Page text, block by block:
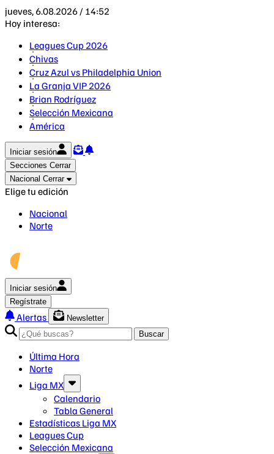
jueves, 6.08.2026 / 14:52
Hoy interesa:
Leagues Cup 2026
Chivas
Cruz Azul vs Philadelphia Union
La Granja VIP 2026
Brian Rodríguez
Selección Mexicana
América
Iniciar sesión
Secciones Cerrar
Nacional Cerrar
Elige tu edición
Nacional
Norte
Iniciar sesión
Regístrate
Alertas
Newsletter
Buscar
Última Hora
Norte
Liga MX
Calendario
Tabla General
Estadísticas Liga MX
Leagues Cup
Selección Mexicana